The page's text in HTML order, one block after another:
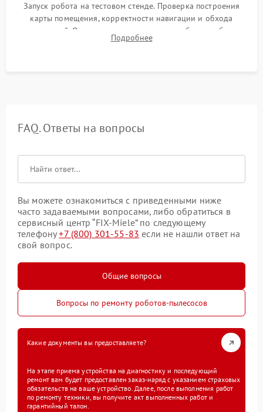
Запуск робота на тестовом стенде. Проверка построения
карты помещения, корректности навигации и обхода
препятствий. Оценка силы всасывания и работы турбины.
Тестирование автоматического возврата на док-станцию и
Подробнее
FAQ. Ответы на вопросы
Вы можете ознакомиться с приведенными ниже
часто задаваемыми вопросами, либо обратиться в
сервисный центр “FIX-Miele” по следующему
телефону+7 (800) 301-55-83 если не нашли ответ на
свой вопрос.
Общие вопросы
Вопросы по ремонту роботов-пылесосов
Какие документы вы предоставляете?
На этапе приема устройства на диагностику и последующий
ремонт вам будет предоставлен заказ-наряд с указанием страховых
обязательств на ваше устройство. Далее, после выполнения работ
по ремонту техники, вы получите акт выполненных работ и
гарантийный талон.